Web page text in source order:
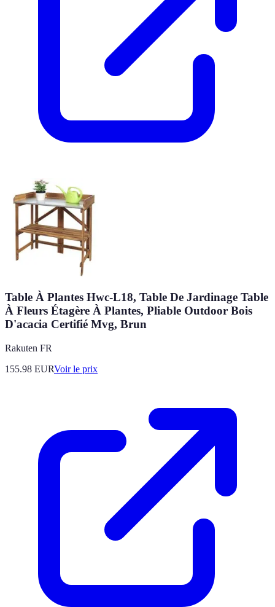
Table À Plantes Hwc-L18, Table De Jardinage Table
À Fleurs Étagère À Plantes, Pliable Outdoor Bois
D'acacia Certifié Mvg, Brun
Rakuten FR
155.98 EURVoir le prix